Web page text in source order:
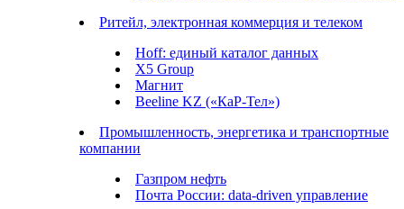
Ритейл, электронная коммерция и телеком
Hoff: единый каталог данных
X5 Group
Магнит
Beeline KZ («КаР-Тел»)
Промышленность, энергетика и транспортные
компании
Газпром нефть
Почта России: data-driven управление